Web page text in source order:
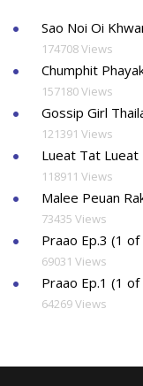
Sao Noi Oi
174708 Views
Chumphit
157180 Views
Gossip Girl
121391 Views
Lueat Tat Lueat
118911 Views
Malee Peuan
73435 Views
Praao Ep.3 (1
69031 Views
Praao Ep.1 (1
64269 Views